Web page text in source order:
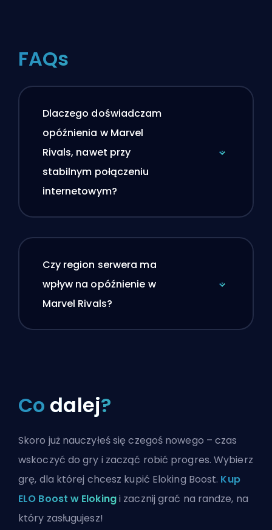
FAQs
Dlaczego doświadczam
opóźnienia w Marvel
Rivals, nawet przy
stabilnym połączeniu
internetowym?
Czy region serwera ma
wpływ na opóźnienie w
Marvel Rivals?
Co dalej?
Skoro już nauczyłeś się czegoś nowego – czas
wskoczyć do gry i zacząć robić progres. Wybierz
grę, dla której chcesz kupić Eloking Boost. Kup
ELO Boost w Elokingi zacznij grać na randze, na
który zasługujesz!